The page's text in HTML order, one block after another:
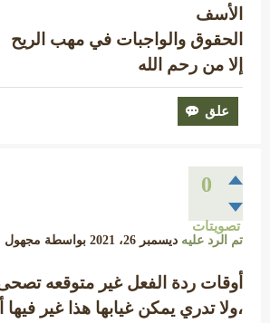
الأسف
الحقوق والواجبات في مهب الريح
إلا من رحم الله
0
تصويتات
تم الرد عليه ديسمبر 26، 2021 بواسطة مجهول
أوقات ردة الفعل غير متوقعه
،ولا تدري يمكن غيابها هذا غير فيها